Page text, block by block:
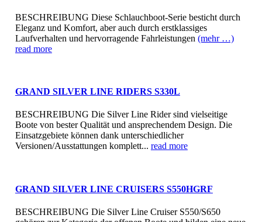
BESCHREIBUNG Diese Schlauchboot-Serie besticht durch
Eleganz und Komfort, aber auch durch erstklassiges
Laufverhalten und hervorragende Fahrleistungen (mehr …)
read more
GRAND SILVER LINE RIDERS S330L
BESCHREIBUNG Die Silver Line Rider sind vielseitige
Boote von bester Qualität und ansprechendem Design. Die
Einsatzgebiete können dank unterschiedlicher
Versionen/Ausstattungen komplett... read more
GRAND SILVER LINE CRUISERS S550HGRF
BESCHREIBUNG Die Silver Line Cruiser S550/S650